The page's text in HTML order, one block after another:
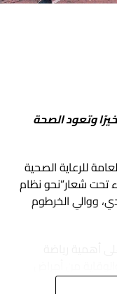
وتعود الصحة
للرعاية الصحية
تحت شعار”نحو نظام
ووالي الخرطوم
مشيرًا إلى أنّ